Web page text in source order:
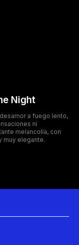
Night
a fuego lento,
ni
melancolía, con
muy elegante.